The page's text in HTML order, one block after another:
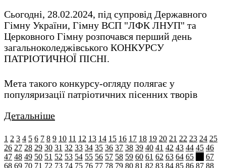
Сьогодні, 28.02.2024, під супровід Державного
Гімну України, Гімну ВСП "ЛФК ЛНУП" та
Церковного Гімну розпочався перший день
загальноколеджівського КОНКУРСУ
ПАТРІОТИЧНОЇ ПІСНІ.
Мета такого конкурсу-огляду полягає у
популяризації патріотичних пісенних творів
Детальніше
1 2 3 4 5 6 7 8 9 10 11 12 13 14 15 16 17 18 19 20 21 22 23 24 25
26 27 28 29 30 31 32 33 34 35 36 37 38 39 40 41 42 43 44 45 46
47 48 49 50 51 52 53 54 55 56 57 58 59 60 61 62 63 64 65
67
68 69 70 71 72 73 74 75 76 77 78 79 80 81 82 83 84 85 86 87 88